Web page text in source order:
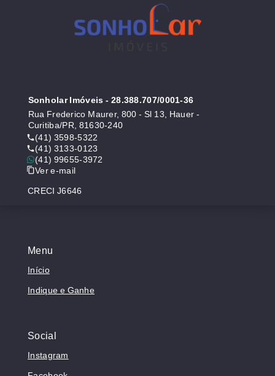
Menu
Início
Indique e Ganhe
Social
Instagram
Sonholar Imóveis - 28.388.707/0001-36
Rua Frederico Maurer, 800 - Sl 13, Hauer -
Curitiba/PR, 81630-240
(41) 3598-5322
(41) 3133-0123
(41) 99655-3972
Ver e-mail
CRECI J6646